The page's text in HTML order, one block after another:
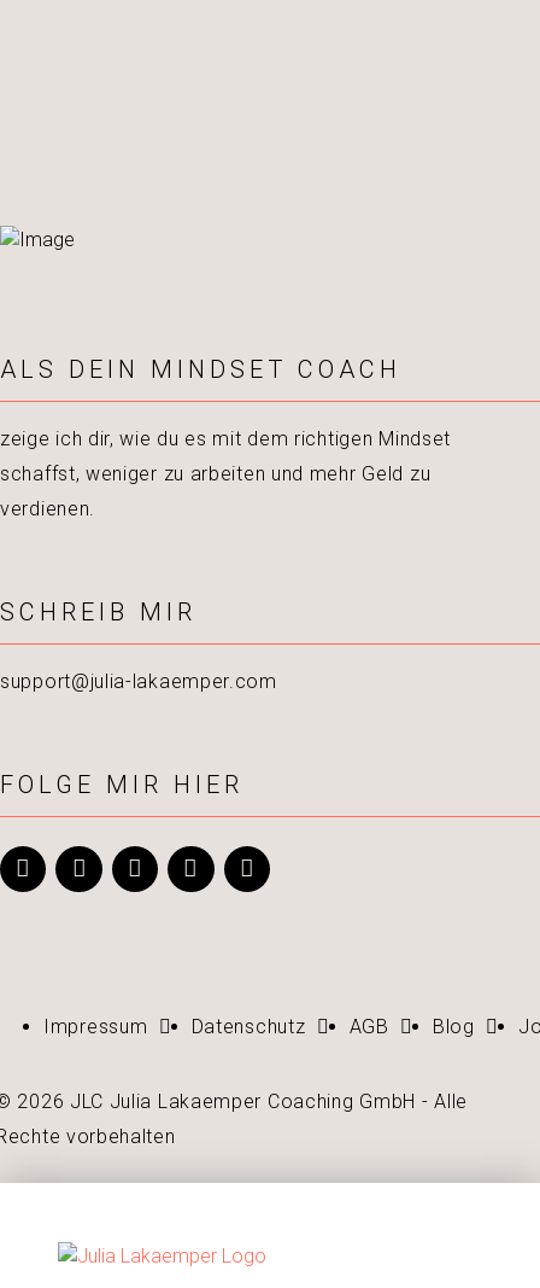
ALS DEIN MINDSET COACH
zeige ich dir, wie du es mit dem richtigen Mindset
schaffst, weniger zu arbeiten und mehr Geld zu
verdienen.
SCHREIB MIR
support@julia-lakaemper.com
FOLGE MIR HIER
Impressum Datenschutz AGB Blog
2026 JLC Julia Lakaemper Coaching GmbH - Alle
vorbehalten